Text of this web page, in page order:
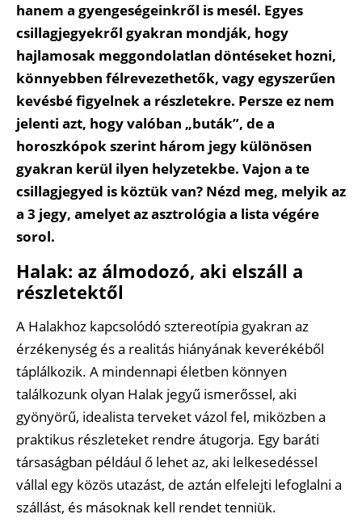
hanem a gyengeségeinkről is mesél. Egyes
csillagjegyekről gyakran mondják, hogy
hajlamosak meggondolatlan döntéseket hozni,
könnyebben félrevezethetők, vagy egyszerűen
kevésbé figyelnek a részletekre. Persze ez nem
jelenti azt, hogy valóban „buták”, de a
horoszkópok szerint három jegy különösen
gyakran kerül ilyen helyzetekbe. Vajon a te
csillagjegyed is köztük van? Nézd meg, melyik az
a 3 jegy, amelyet az asztrológia a lista végére
sorol.
Halak: az álmodozó, aki elszáll a
részletektől
A Halakhoz kapcsolódó sztereotípia gyakran az
érzékenység és a realitás hiányának keverékéből
táplálkozik. A mindennapi életben könnyen
találkozunk olyan Halak jegyű ismerőssel, aki
gyönyörű, idealista terveket vázol fel, miközben a
praktikus részleteket rendre átugorja. Egy baráti
társaságban például ő lehet az, aki lelkesedéssel
vállal egy közös utazást, de aztán elfelejti lefoglalni a
szállást, és másoknak kell rendet tenniük.